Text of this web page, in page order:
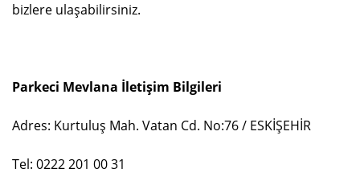
bizlere ulaşabilirsiniz.
Parkeci Mevlana İletişim Bilgileri
Adres: Kurtuluş Mah. Vatan Cd. No:76 / ESKİŞEHİR
Tel: 0222 201 00 31